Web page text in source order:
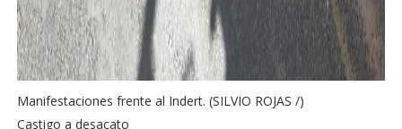
Manifestaciones frente al Indert. (SILVIO ROJAS /)
Castigo a desacato